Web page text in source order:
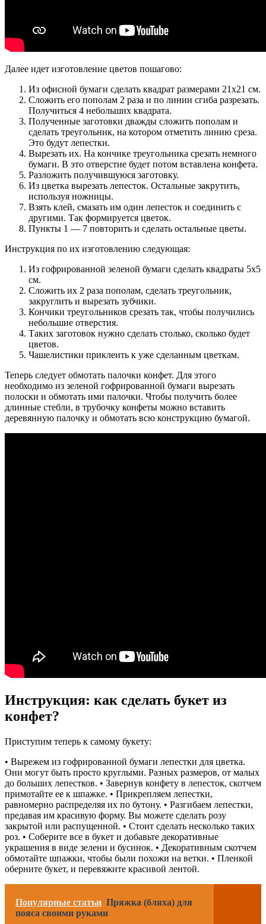
Далее идет изготовление цветов пошагово:
Из офисной бумаги сделать квадрат размерами 21х21 см.
Сложить его пополам 2 раза и по линии сгиба разрезать.
Получиться 4 небольших квадрата.
Полученные заготовки дважды сложить пополам и
сделать треугольник, на котором отметить линию среза.
Это будут лепестки.
Вырезать их. На кончике треугольника срезать немного
бумаги. В это отверстие будет потом вставлена конфета.
Разложить получившуюся заготовку.
Из цветка вырезать лепесток. Остальные закрутить,
используя ножницы.
Взять клей, смазать им один лепесток и соединить с
другими. Так формируется цветок.
Пункты 1 — 7 повторить и сделать остальные цветы.
Инструкция по их изготовлению следующая:
Из гофрированной зеленой бумаги сделать квадраты 5х5
см.
Сложить их 2 раза пополам, сделать треугольник,
закруглить и вырезать зубчики.
Кончики треугольников срезать так, чтобы получились
небольшие отверстия.
Таких заготовок нужно сделать столько, сколько будет
цветов.
Чашелистики приклеить к уже сделанным цветкам.
Теперь следует обмотать палочки конфет. Для этого
необходимо из зеленой гофрированной бумаги вырезать
полоски и обмотать ими палочки. Чтобы получить более
длинные стебли, в трубочку конфеты можно вставить
деревянную палочку и обмотать всю конструкцию бумагой.
Инструкция: как сделать букет из
конфет?
Приступим теперь к самому букету:
• Вырежем из гофрированной бумаги лепестки для цветка.
Они могут быть просто круглыми. Разных размеров, от малых
до больших лепестков. • Завернув конфету в лепесток, скотчем
примотайте ее к шпажке. • Прикрепляем лепестки,
равномерно распределяя их по бутону. • Разгибаем лепестки,
предавая им красивую форму. Вы можете сделать розу
закрытой или распущенной. • Стоит сделать несколько таких
роз. • Соберите все в букет и добавьте декоративные
украшения в виде зелени и бусинок. • Декоративным скотчем
обмотайте шпажки, чтобы были похожи на ветки. • Пленкой
оберните букет, и перевяжите красивой лентой.
Популярные статьи Пряжка (бляха) для
пояса своими руками